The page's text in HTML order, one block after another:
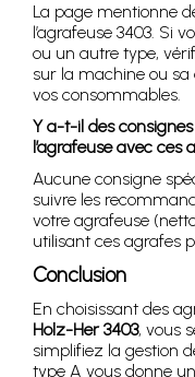
La page mentionne
l’agrafeuse 3403. Si
ou un autre type,
sur la machine ou
vos consommables.
Y a-t-il des
l’agrafeuse avec ces
Aucune consigne
suivre les
votre agrafeuse
utilisant ces agrafes
Conclusion
En choisissant des
Holz-Her 3403, vous
simplifiez la gestion
type A vous donne